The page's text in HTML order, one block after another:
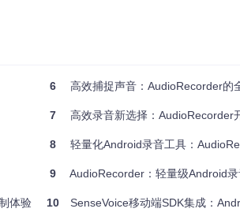
录音文件的管理效率。
适配Android 13/14的权限模型与后台执行策
持对旧版本系统的兼容性。代码层面引入
值得一提的是音频可视化组件，开发团队通
体验
6 高效捕捉声音：AudioRecorder的
7 高效录音新选择：AudioRecorder
8 轻量化Android录音工具：
9 AudioRecorder：轻量级Android
10 SenseVoice移动端SDK集成：